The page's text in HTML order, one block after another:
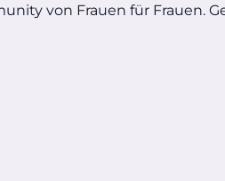
von Frauen für Frauen.